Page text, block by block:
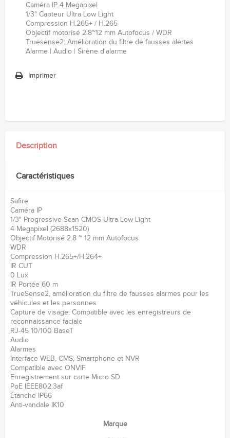
Caméra IP 4 Megapixel
1/3" Capteur Ultra Low Light
Compression H.265+ / H.265
Objectif motorisé 2.8~12 mm Autofocus / WDR
Truesense2: Amélioration du filtre de fausses alertes
Alarme | Audio | Sirène d'alarme
Imprimer
Description
Caractéristiques
Safire
Caméra IP
1/3" Progressive Scan CMOS Ultra Low Light
4 Megapixel (2688x1520)
Objectif Motorisé 2.8 ~ 12 mm Autofocus
WDR
Compression H.265+/H.264+
IR CUT
0 Lux
IR Portée 60 m
TrueSense2, amélioration du filtre de fausses alarmes pour les
véhicules et les personnes
Capture de visage: Compatible avec les enregistreurs de
reconnaissance faciale
RJ-45 10/100 BaseT
Audio
Alarmes
Interface WEB, CMS, Smartphone et NVR
Compatible avec ONVIF
Enregistrement sur carte Micro SD
PoE IEEE802.3af
Étanche IP66
Anti-vandale IK10
Marque